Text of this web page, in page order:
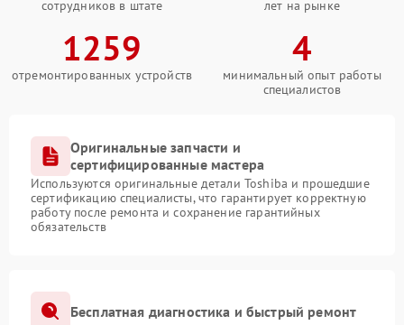
сотрудников в штате лет на рынке
1259
отремонтированных устройств
4
минимальный опыт работы
специалистов
Оригинальные запчасти и
сертифицированные мастера
Используются оригинальные детали Toshiba и прошедшие
сертификацию специалисты, что гарантирует корректную
работу после ремонта и сохранение гарантийных
обязательств
Бесплатная диагностика и быстрый ремонт